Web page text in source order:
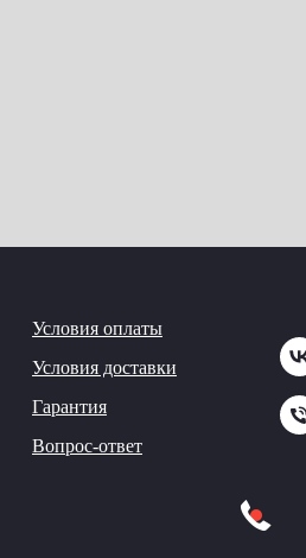
Условия оплаты
Условия доставки
Гарантия
Вопрос-ответ